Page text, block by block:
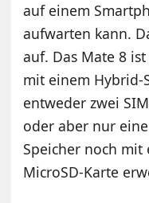
auf einem
aufwarten kann.
auf. Das Mate 8
mit einem Hybrid-
entweder zwei
oder aber nur
Speicher noch mit
MicroSD-Karte